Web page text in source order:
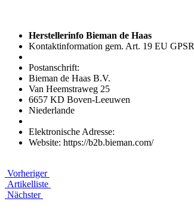
Herstellerinfo Bieman de Haas
Kontaktinformation gem. Art. 19 EU GPSR
Postanschrift:
Bieman de Haas B.V.
Van Heemstraweg 25
6657 KD Boven-Leeuwen
Niederlande
Elektronische Adresse:
Website: https://b2b.bieman.com/
Vorheriger
Artikelliste
Nächster